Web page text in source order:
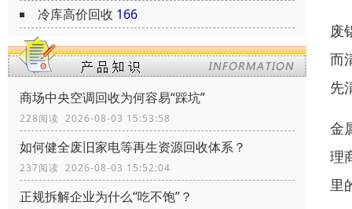
冷库高价回收 166
商场中央空调回收为何容易“踩坑”
228阅读 2026-08-03 15:53:58
如何健全废旧家电等再生资源回收体系？
237阅读 2026-08-03 15:52:04
正规拆解企业为什么“吃不饱”？
废
而
先
金
理
里